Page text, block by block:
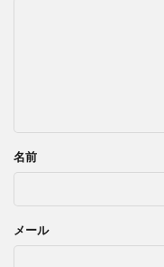
名前
メール